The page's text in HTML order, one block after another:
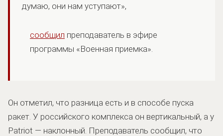
думаю, они нам уступают»,
сообщил преподаватель в эфире
программы «Военная приемка».
Он отметил, что разница есть и в способе пуска
ракет. У российского комплекса он вертикальный, а у
Patriot — наклонный. Преподаватель сообщил, что